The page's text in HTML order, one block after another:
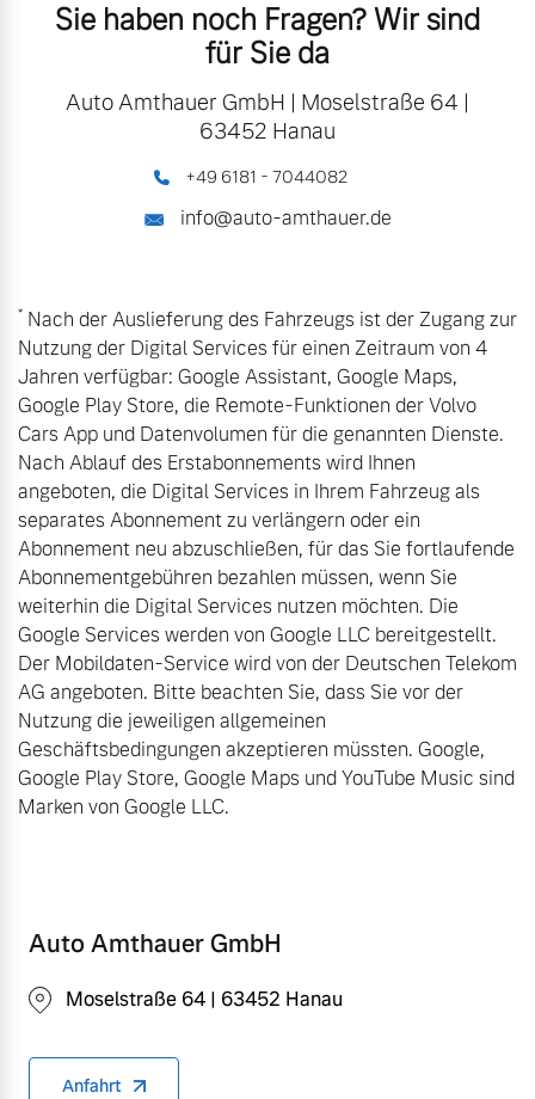
Sie haben noch Fragen? Wir sind
für Sie da
Auto Amthauer GmbH | Moselstraße 64 |
63452 Hanau
+49 6181 - 7044082
info@auto-amthauer.de
* Nach der Auslieferung des Fahrzeugs ist der Zugang zur
Nutzung der Digital Services für einen Zeitraum von 4
Jahren verfügbar: Google Assistant, Google Maps,
Google Play Store, die Remote-Funktionen der Volvo
Cars App und Datenvolumen für die genannten Dienste.
Nach Ablauf des Erstabonnements wird Ihnen
angeboten, die Digital Services in Ihrem Fahrzeug als
separates Abonnement zu verlängern oder ein
Abonnement neu abzuschließen, für das Sie fortlaufende
Abonnementgebühren bezahlen müssen, wenn Sie
weiterhin die Digital Services nutzen möchten. Die
Google Services werden von Google LLC bereitgestellt.
Der Mobildaten-Service wird von der Deutschen Telekom
AG angeboten. Bitte beachten Sie, dass Sie vor der
Nutzung die jeweiligen allgemeinen
Geschäftsbedingungen akzeptieren müssten. Google,
Google Play Store, Google Maps und YouTube Music sind
Marken von Google LLC.
Auto Amthauer GmbH
Moselstraße 64 | 63452 Hanau
Anfahrt